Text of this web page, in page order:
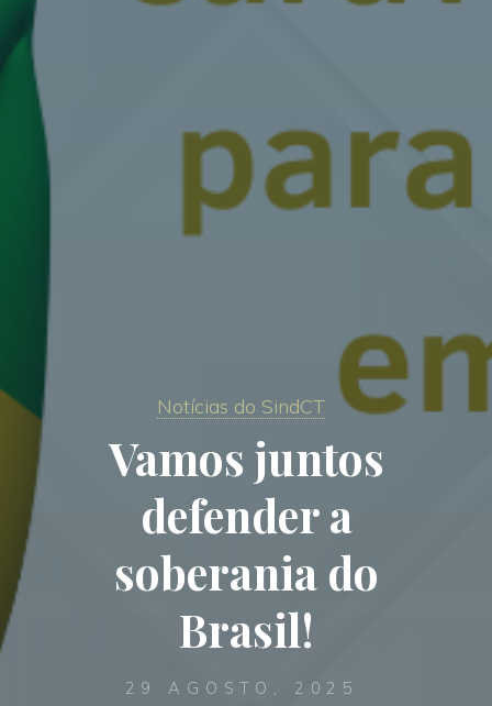
Notícias do SindCT
Vamos juntos
defender a
soberania do
Brasil!
29 AGOSTO, 2025